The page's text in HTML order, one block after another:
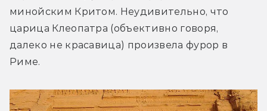
минойским Критом. Неудивительно, что
царица Клеопатра (объективно говоря,
далеко не красавица) произвела фурор в
Риме.